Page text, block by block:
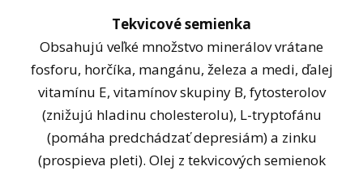
Tekvicové semienka
Obsahujú veľké množstvo minerálov vrátane
fosforu, horčíka, mangánu, železa a medi, ďalej
vitamínu E, vitamínov skupiny B, fytosterolov
(znižujú hladinu cholesterolu), L-tryptofánu
(pomáha predchádzať depresiám) a zinku
(prospieva pleti). Olej z tekvicových semienok